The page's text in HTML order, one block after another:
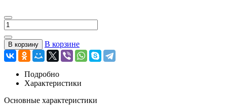
В корзину В корзине
Подробно
Характеристики
Основные характеристики